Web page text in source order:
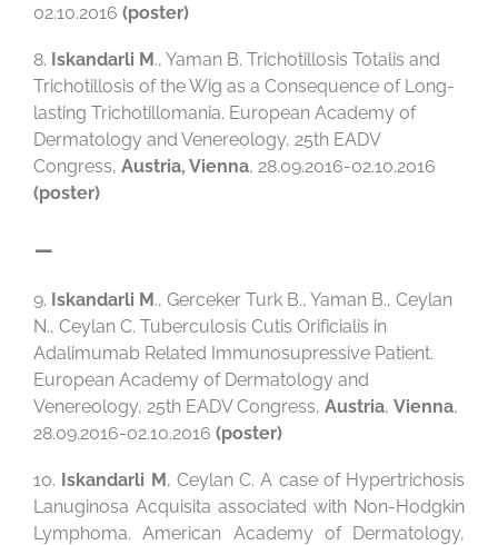
02.10.2016 (poster)
8. Iskandarli M., Yaman B. Trichotillosis Totalis and
Trichotillosis of the Wig as a Consequence of Long-
lasting Trichotillomania. European Academy of
Dermatology and Venereology, 25th EADV
Congress, Austria, Vienna, 28.09.2016-02.10.2016
(poster)
–
9. Iskandarli M., Gerceker Turk B., Yaman B., Ceylan
N., Ceylan C. Tuberculosis Cutis Orificialis in
Adalimumab Related Immunosupressive Patient.
European Academy of Dermatology and
Venereology, 25th EADV Congress, Austria, Vienna,
28.09.2016-02.10.2016 (poster)
10. Iskandarli M, Ceylan C. A case of Hypertrichosis
Lanuginosa Acquisita associated with Non-Hodgkin
Lymphoma. American Academy of Dermatology,